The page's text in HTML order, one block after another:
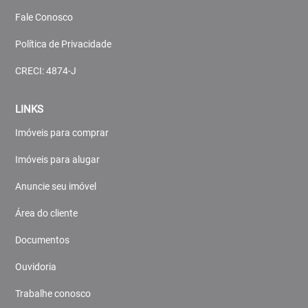
Fale Conosco
Política de Privacidade
CRECI: 4874-J
LINKS
Imóveis para comprar
Imóveis para alugar
Anuncie seu imóvel
Área do cliente
Documentos
Ouvidoria
Trabalhe conosco